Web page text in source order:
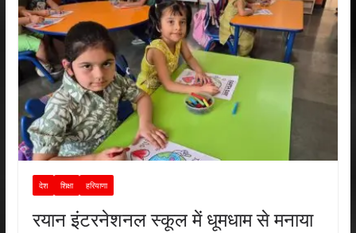
देश शिक्षा हरियाणा
रयान इंटरनेशनल स्कूल में धूमधाम से मनाया